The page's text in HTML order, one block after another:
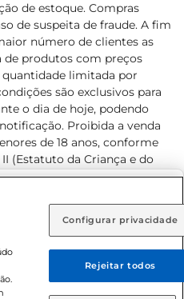
como deseja receber
de estoque. Compras
de suspeita de fraude. A fim
número de clientes as
de produtos com preços
limitada por
são exclusivos para
o dia de hoje, podendo
Proibida a venda
de 18 anos, conforme
(Estatuto da Criança e do
exclusivos para o
compras on-line é de R$
Configurar privacidade
Rejeitar todos